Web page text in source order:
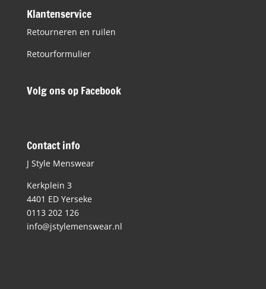
Klantenservice
Retourneren en ruilen
Retourformulier
Volg ons op Facebook
Contact info
J Style Menswear
Kerkplein 3
4401 ED Yerseke
0113 202 126
info@jstylemenswear.nl